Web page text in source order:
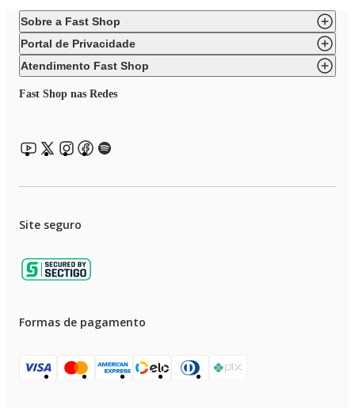
Sobre a Fast Shop
Portal de Privacidade
Atendimento Fast Shop
Fast Shop nas Redes
Site seguro
Formas de pagamento